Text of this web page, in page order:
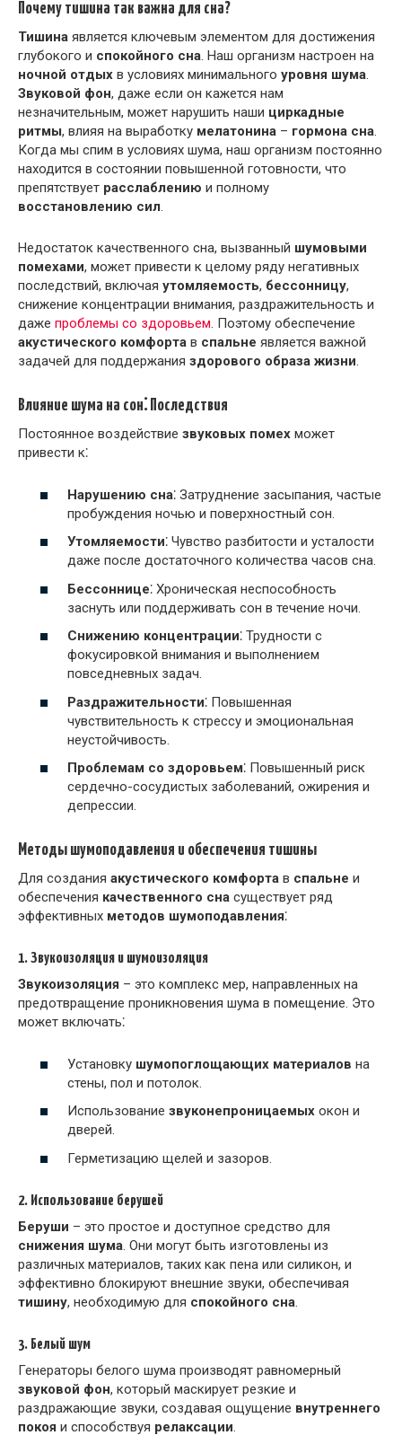
Почему тишина так важна для сна?
Тишина является ключевым элементом для достижения
глубокого и спокойного сна. Наш организм настроен на
ночной отдых в условиях минимального уровня шума.
Звуковой фон, даже если он кажется нам
незначительным, может нарушить наши циркадные
ритмы, влияя на выработку мелатонина – гормона сна.
Когда мы спим в условиях шума, наш организм постоянно
находится в состоянии повышенной готовности, что
препятствует расслаблению и полному
восстановлению сил.
Недостаток качественного сна, вызванный шумовыми
помехами, может привести к целому ряду негативных
последствий, включая утомляемость, бессонницу,
снижение концентрации внимания, раздражительность и
даже проблемы со здоровьем. Поэтому обеспечение
акустического комфорта в спальне является важной
задачей для поддержания здорового образа жизни.
Влияние шума на сон⁚ Последствия
Постоянное воздействие звуковых помех может
привести к⁚
Нарушению сна⁚ Затруднение засыпания, частые
пробуждения ночью и поверхностный сон.
Утомляемости⁚ Чувство разбитости и усталости
даже после достаточного количества часов сна.
Бессоннице⁚ Хроническая неспособность
заснуть или поддерживать сон в течение ночи.
Снижению концентрации⁚ Трудности с
фокусировкой внимания и выполнением
повседневных задач.
Раздражительности⁚ Повышенная
чувствительность к стрессу и эмоциональная
неустойчивость.
Проблемам со здоровьем⁚ Повышенный риск
сердечно-сосудистых заболеваний, ожирения и
депрессии.
Методы шумоподавления и обеспечения тишины
Для создания акустического комфорта в спальне и
обеспечения качественного сна существует ряд
эффективных методов шумоподавления⁚
1. Звукоизоляция и шумоизоляция
Звукоизоляция – это комплекс мер, направленных на
предотвращение проникновения шума в помещение. Это
может включать⁚
Установку шумопоглощающих материалов на
стены, пол и потолок.
Использование звуконепроницаемых окон и
дверей.
Герметизацию щелей и зазоров.
2. Использование берушей
Беруши – это простое и доступное средство для
снижения шума . Они могут быть изготовлены из
различных материалов, таких как пена или силикон, и
эффективно блокируют внешние звуки, обеспечивая
тишину, необходимую для спокойного сна
3. Белый шум
Генераторы белого шума производят равномерный
звуковой фон, который маскирует резкие и
раздражающие звуки, создавая ощущение внутреннего
покоя и способствуя релаксации